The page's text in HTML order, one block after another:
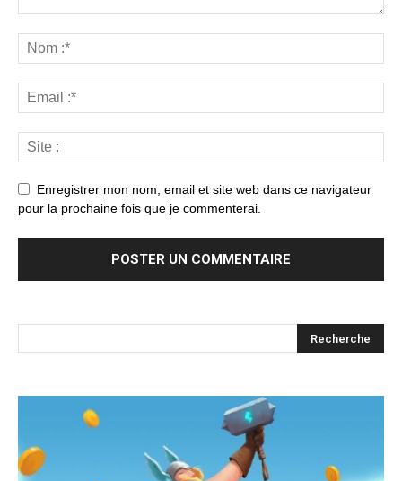
Enregistrer mon nom, email et site web dans ce navigateur
pour la prochaine fois que je commenterai.